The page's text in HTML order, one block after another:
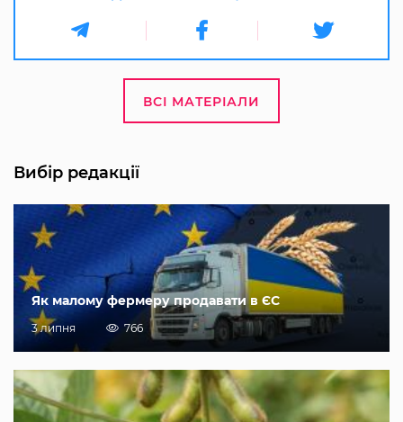
ВСІ МАТЕРІАЛИ
Вибір редакції
Як малому фермеру продавати в ЄС
3 липня 766